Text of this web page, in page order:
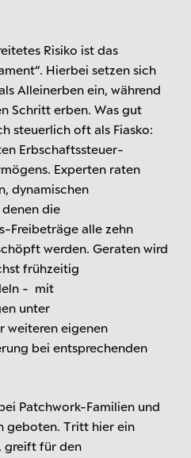
Risiko ist das
Hierbei setzen sich
Alleinerben ein, während
Schritt erben. Was gut
steuerlich oft als Fiasko:
Erbschaftssteuer-
Experten raten
dynamischen
die
Freibeträge alle zehn
werden. Geraten wird
frühzeitig
- mit
unter
weiteren eigenen
bei entsprechenden
Patchwork-Familien und
geboten. Tritt hier ein
greift für den